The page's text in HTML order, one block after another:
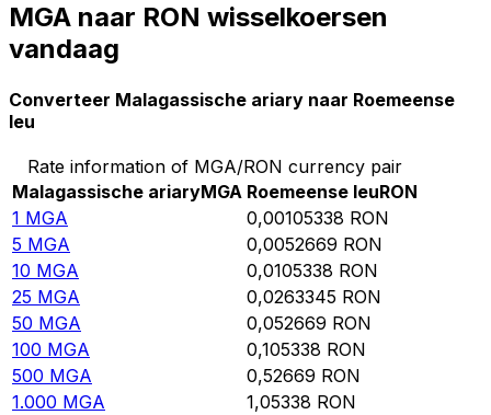
MGA naar RON wisselkoersen
vandaag
Converteer Malagassische ariary naar Roemeense
leu
Rate information of MGA/RON currency pair
Malagassische ariaryMGA Roemeense leuRON
1 MGA 0,00105338 RON
5 MGA 0,0052669 RON
10 MGA 0,0105338 RON
25 MGA 0,0263345 RON
50 MGA 0,052669 RON
100 MGA 0,105338 RON
500 MGA 0,52669 RON
1.000 MGA 1,05338 RON